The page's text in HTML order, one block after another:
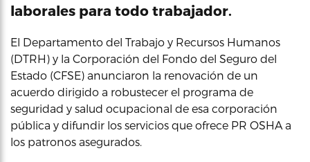
laborales para todo trabajador.
El Departamento del Trabajo y Recursos Humanos
(DTRH) y la Corporación del Fondo del Seguro del
Estado (CFSE) anunciaron la renovación de un
acuerdo dirigido a robustecer el programa de
seguridad y salud ocupacional de esa corporación
pública y difundir los servicios que ofrece PR OSHA a
los patronos asegurados.